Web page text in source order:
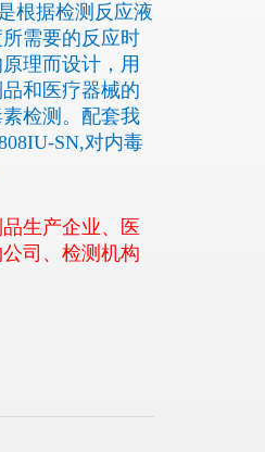
根据检测反应液
需要的反应时
理而设计，用
和医疗器械的
检测。配套我
SN,对内毒
生产企业、医
司、检测机构